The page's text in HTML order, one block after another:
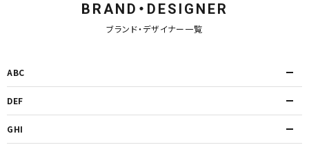
BRAND・DESIGNER
ブランド・デザイナー一覧
ABC
DEF
GHI